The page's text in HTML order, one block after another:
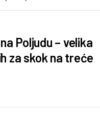
Poljudu – velika
za skok na treće